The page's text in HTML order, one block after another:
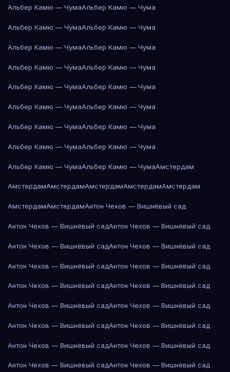
Альбер Камю — ЧумаАльбер Камю — Чума
Альбер Камю — ЧумаАльбер Камю — Чума
Альбер Камю — ЧумаАльбер Камю — Чума
Альбер Камю — ЧумаАльбер Камю — Чума
Альбер Камю — ЧумаАльбер Камю — Чума
Альбер Камю — ЧумаАльбер Камю — Чума
Альбер Камю — ЧумаАльбер Камю — Чума
Альбер Камю — ЧумаАльбер Камю — Чума
Альбер Камю — ЧумаАльбер Камю — ЧумаАмстердам
АмстердамАмстердамАмстердамАмстердамАмстердам
АмстердамАмстердамАнтон Чехов — Вишнёвый сад
Антон Чехов — Вишнёвый садАнтон Чехов — Вишнёвый сад
Антон Чехов — Вишнёвый садАнтон Чехов — Вишнёвый сад
Антон Чехов — Вишнёвый садАнтон Чехов — Вишнёвый сад
Антон Чехов — Вишнёвый садАнтон Чехов — Вишнёвый сад
Антон Чехов — Вишнёвый садАнтон Чехов — Вишнёвый сад
Антон Чехов — Вишнёвый садАнтон Чехов — Вишнёвый сад
Антон Чехов — Вишнёвый садАнтон Чехов — Вишнёвый сад
Антон Чехов — Вишнёвый садАнтон Чехов — Вишнёвый сад